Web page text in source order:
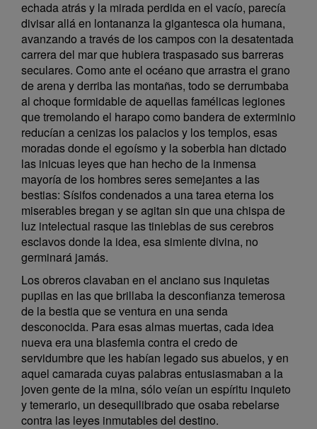
echada atrás y la mirada perdida en el vacío, parecía
divisar allá en lontananza la gigantesca ola humana,
avanzando a través de los campos con la desatentada
carrera del mar que hubiera traspasado sus barreras
seculares. Como ante el océano que arrastra el grano
de arena y derriba las montañas, todo se derrumbaba
al choque formidable de aquellas famélicas legiones
que tremolando el harapo como bandera de exterminio
reducían a cenizas los palacios y los templos, esas
moradas donde el egoísmo y la soberbia han dictado
las inicuas leyes que han hecho de la inmensa
mayoría de los hombres seres semejantes a las
bestias: Sísifos condenados a una tarea eterna los
miserables bregan y se agitan sin que una chispa de
luz intelectual rasque las tinieblas de sus cerebros
esclavos donde la idea, esa simiente divina, no
germinará jamás.
Los obreros clavaban en el anciano sus inquietas
pupilas en las que brillaba la desconfianza temerosa
de la bestia que se ventura en una senda
desconocida. Para esas almas muertas, cada idea
nueva era una blasfemia contra el credo de
servidumbre que les habían legado sus abuelos, y en
aquel camarada cuyas palabras entusiasmaban a la
joven gente de la mina, sólo veían un espíritu inquieto
y temerario, un desequilibrado que osaba rebelarse
contra las leyes inmutables del destino.